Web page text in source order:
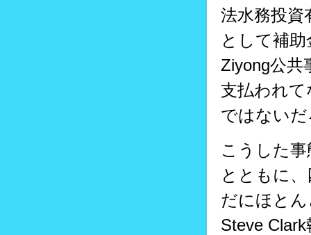
法水務投資
として補
Ziyong公共
支払われ
ではない
こうした
とともに
だにほと
Steve